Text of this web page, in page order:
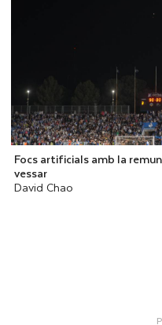
Focs artificials amb la
vessar
David Chao